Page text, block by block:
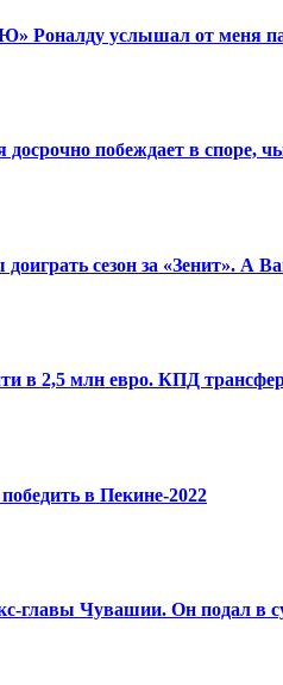
Роналду услышал от меня
побеждает в споре,
сезон за «Зенит». А
в 2,5 млн евро. КПД
в Пекине-2022
главы Чувашии. Он подал в